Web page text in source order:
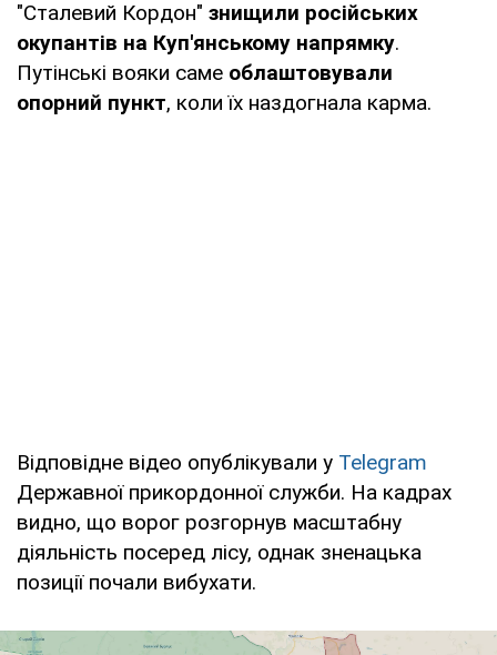
"Сталевий Кордон" знищили російських
окупантів на Куп'янському напрямку.
Путінські вояки саме облаштовували
опорний пункт, коли їх наздогнала карма.
Відповідне відео опублікували у Telegram
Державної прикордонної служби. На кадрах
видно, що ворог розгорнув масштабну
діяльність посеред лісу, однак зненацька
позиції почали вибухати.